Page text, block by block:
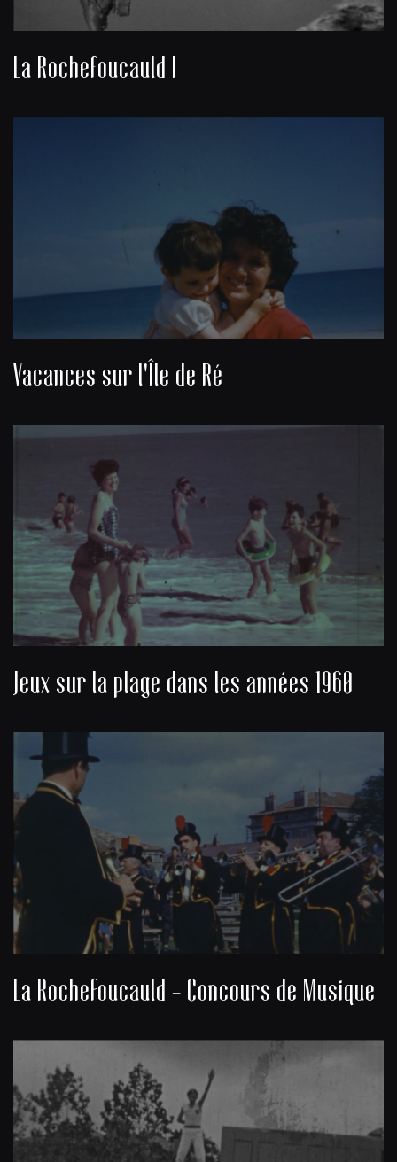
La Rochefoucauld I
Vacances sur l'Île de Ré
Jeux sur la plage dans les années 1960
La Rochefoucauld - Concours de Musique